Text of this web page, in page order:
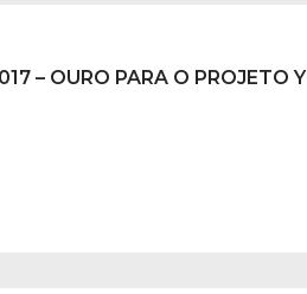
– OURO PARA O PROJETO Y